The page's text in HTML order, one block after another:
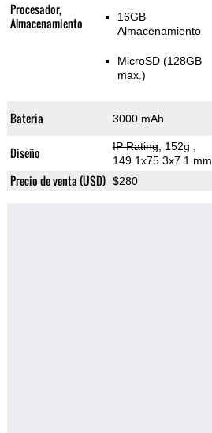
Procesador,
Almacenamiento
16GB
Almacenamiento
MicroSD (128GB
max.)
Bateria 3000 mAh
Diseño IP Rating, 152g
149.1x75.3x7.1 mm
Precio de venta (USD) $280